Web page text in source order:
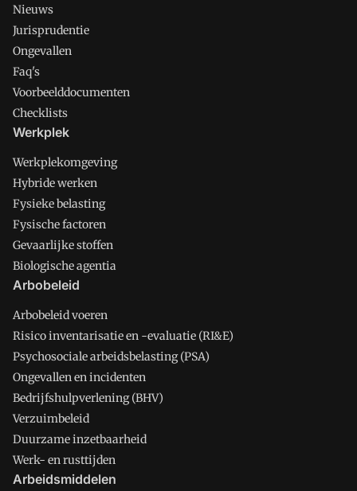
Nieuws
Jurisprudentie
Ongevallen
Faq's
Voorbeelddocumenten
Checklists
Werkplek
Werkplekomgeving
Hybride werken
Fysieke belasting
Fysische factoren
Gevaarlijke stoffen
Biologische agentia
Arbobeleid
Arbobeleid voeren
Risico inventarisatie en -evaluatie (RI&E)
Psychosociale arbeidsbelasting (PSA)
Ongevallen en incidenten
Bedrijfshulpverlening (BHV)
Verzuimbeleid
Duurzame inzetbaarheid
Werk- en rusttijden
Arbeidsmiddelen